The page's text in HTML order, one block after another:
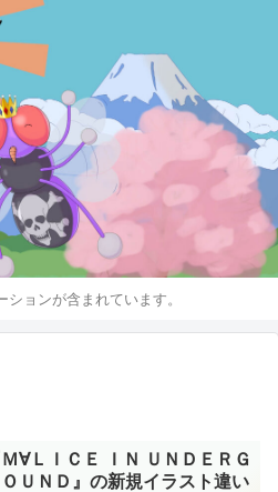
ョンが含まれています。
Ｍ∀ＬＩＣＥ ＩＮ ＵＮＤＥＲＧ
ＯＵＮＤ』の新規イラスト違い